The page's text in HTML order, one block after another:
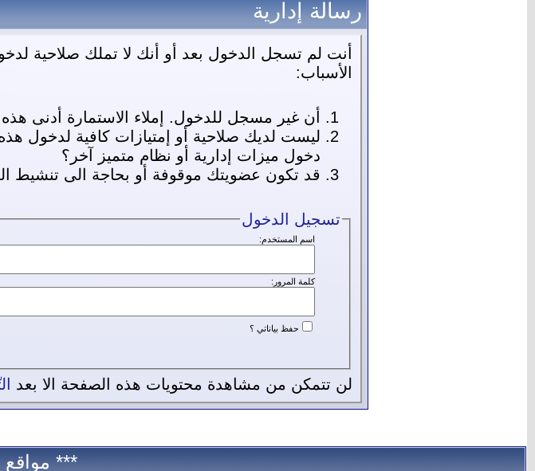
رسالة إدارية
أنت لم تسجل الدخول بعد أو أنك لا تملك صلاحية
الأسباب:
أن غير مسجل للدخول. إملاء الاستمارة أدنى
ليست لديك صلاحية أو إمتيازات كافية
دخول ميزات إدارية أو نظام متميز آخر؟
قد تكون عضويتك موقوفة أو بحاجة الى تنشيط
تسجيل الدخول
اسم المستخدم:
كلمة المرور:
حفظ بياناتي ؟
لن تتمكن من مشاهدة محتويات هذه الصفحة الا بعد
***